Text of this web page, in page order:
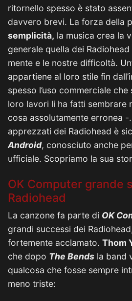
ritornello spesso è stato
davvero brevi. La forza della
semplicità, la musica crea la
generale quella dei
mente e le nostre difficoltà.
appartiene al loro stile fin
spesso l’uso commerciale
loro lavori li ha fatti sembrare
cosa assolutamente erronea
apprezzati dei Radiohead è
Android, conosciuto anche
ufficiale. Scopriamo la sua
OK Computer grande
Radiohead
La canzone fa parte di OK
grandi successi dei
fortemente acclamato. Thom
che dopo The Bends la band
qualcosa che fosse sempre
meno triste: